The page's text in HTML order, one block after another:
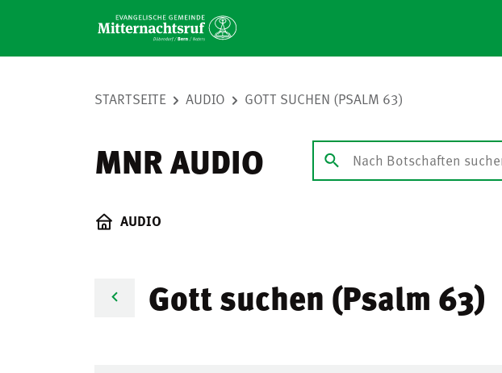
STARTSEITE AUDIO GOTT SUCHEN (PSALM 63)
MNR AUDIO
AUDIO
Gott suchen (Psalm 63)